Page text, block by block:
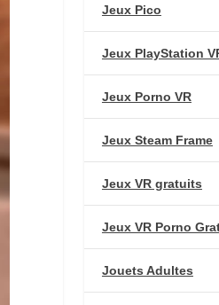
Jeux Pico
Jeux PlayStation
Jeux Porno VR
Jeux Steam Frame
Jeux VR gratuits
Jeux VR Porno
Jouets Adultes